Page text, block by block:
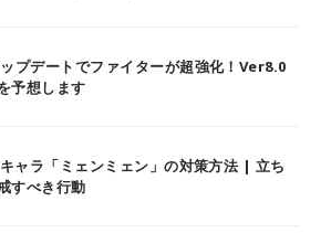
ップデートでファイターが超強化！Ver8.0
予想します
キャラ「ミェンミェン」の対策方法 | 立ち
すべき行動